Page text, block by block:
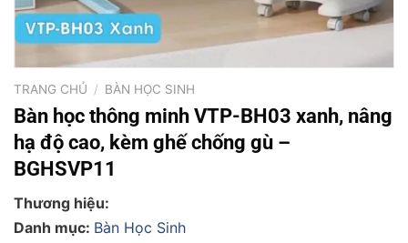
TRANG CHỦ / BÀN HỌC SINH
Bàn học thông minh VTP-BH03 xanh, nâng
hạ độ cao, kèm ghế chống gù –
BGHSVP11
Thương hiệu:
Danh mục: Bàn Học Sinh